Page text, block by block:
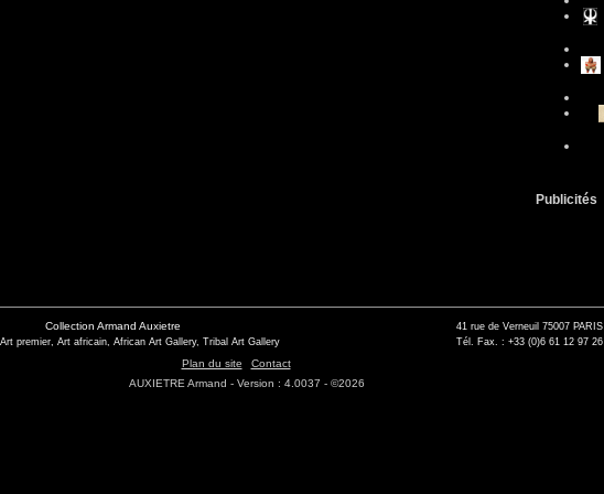
Publicités
Collection Armand Auxietre
premier, Art africain, African Art Gallery, Tribal Art Gallery
41 rue de Verneuil 75007 PARIS
Tél. Fax. : +33 (0)6 61 12 97 26
Plan du site
Contact
AUXIETRE Armand - Version : 4.0037 - ©2026